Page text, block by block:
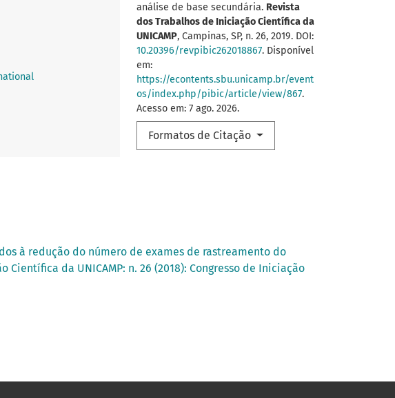
análise de base secundária. Revista
dos Trabalhos de Iniciação Científica da
UNICAMP, Campinas, SP, n. 26, 2019. DOI:
10.20396/revpibic262018867. Disponível
em:
https://econtents.sbu.unicamp.br/event
os/index.php/pibic/article/view/867.
Acesso em: 7 ago. 2026.
Formatos de Citação
à redução do número de exames de rastreamento do
Científica da UNICAMP: n. 26 (2018): Congresso de Iniciação